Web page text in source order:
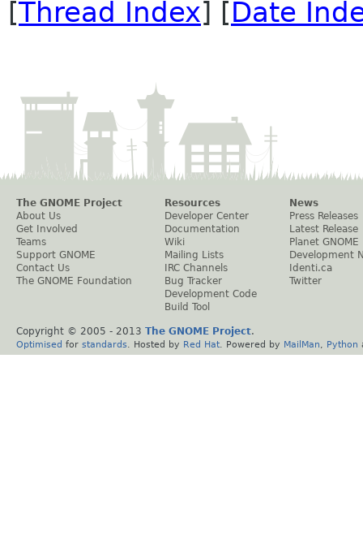
[Thread Index] [Date
The GNOME Project
About Us
Get Involved
Teams
Support GNOME
Contact Us
The GNOME Foundation
Resources
Developer Center
Documentation
Wiki
Mailing Lists
IRC Channels
Bug Tracker
Development Code
Build Tool
News
Press Releases
Latest Release
Planet GNOME
Development
Identi.ca
Twitter
Copyright © 2005 - 2013 The GNOME Project.
Optimised for standards . Hosted by Red Hat . Powered by MailMan Python